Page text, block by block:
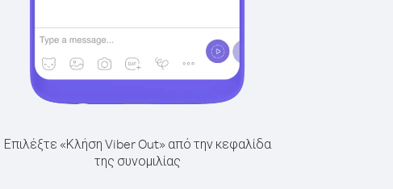
Επιλέξτε «Κλήση Viber Out» από την κεφαλίδα
της συνομιλίας